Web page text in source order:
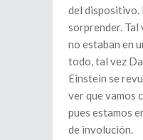
del dispositivo.
sorprender. Tal
no estaban en
todo, tal vez
Einstein se
ver que vamos
pues estamos
de involución.